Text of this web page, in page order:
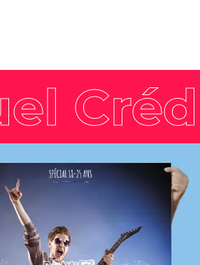
Communication RSE
Pack Impact
Nos formations
équipes avec nos formations
labellisées Qualiopi et
dispensées par nos
formateurs expérimentés.